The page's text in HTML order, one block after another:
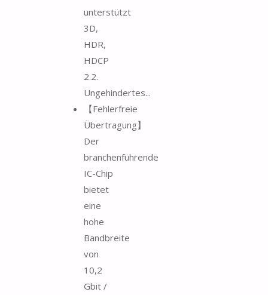
unterstützt
3D,
HDR,
HDCP
2.2.
Ungehindertes...
【Fehlerfreie
Übertragung】
Der
branchenführende
IC-Chip
bietet
eine
hohe
Bandbreite
von
10,2
Gbit /